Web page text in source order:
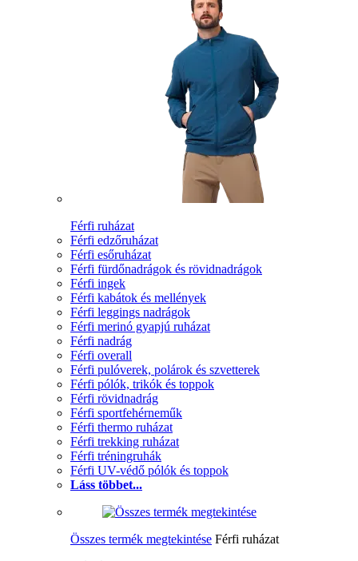
Férfi ruházat
Férfi edzőruházat
Férfi esőruházat
Férfi fürdőnadrágok és rövidnadrágok
Férfi ingek
Férfi kabátok és mellények
Férfi leggings nadrágok
Férfi merinó gyapjú ruházat
Férfi nadrág
Férfi overall
Férfi pulóverek, polárok és szvetterek
Férfi pólók, trikók és toppok
Férfi rövidnadrág
Férfi sportfehérneműk
Férfi thermo ruházat
Férfi trekking ruházat
Férfi tréningruhák
Férfi UV-védő pólók és toppok
Láss többet...
Összes termék megtekintése Férfi ruházat